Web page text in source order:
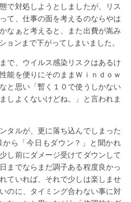
で対処しようとしましたが、リス
て、仕事の面を考えるのならやは
なぁと考えると、また出費が嵩み
ョンまで下がってしまいました。
で、ウイルス感染リスクはあるけ
能を便りにそのままＷｉｎｄｏｗ
と思い「暫く１０で使うしかない
しよくないけどね。」と言われま
タルが、更に落ち込んでしまった
ら「今日もダウン？」と聞かれ
し前にダメージ受けてダウンして
までならまだ調子ある程度良かっ
ていれば、それで少しは楽しませ
のに、タイミング合わない事に対